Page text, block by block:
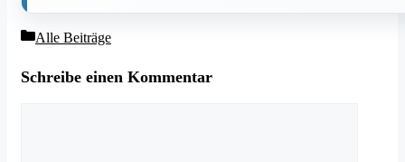
Kategorien
Alle Beiträge
Schreibe einen Kommentar